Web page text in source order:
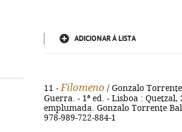
ADICIONAR À LISTA
11 - Filomeno / Gonzalo
Guerra. - 1ª ed. - Lisboa :
emplumada. Gonzalo Torrente
978-989-722-884-1